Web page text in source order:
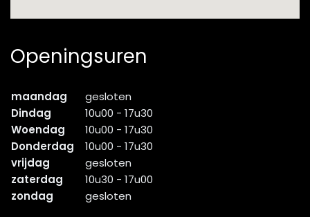
Openingsuren
maandag
gesloten
Dindag
10u00 - 17u30
Woendag
10u00 - 17u30
Donderdag
10u00 - 17u30
vrijdag
gesloten
zaterdag
10u30 - 17u00
zondag
gesloten